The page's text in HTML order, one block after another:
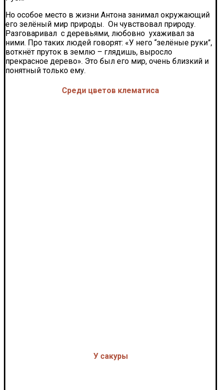
Но особое место в жизни Антона занимал окружающий
его зелёный мир природы. Он чувствовал природу.
Разговаривал с деревьями, любовно ухаживал за
ними. Про таких людей говорят: «У него “зелёные руки”,
воткнёт пруток в землю – глядишь, выросло
прекрасное дерево». Это был его мир, очень близкий и
понятный только ему.
Среди цветов клематиса
У сакуры